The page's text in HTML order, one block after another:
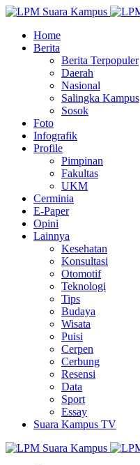
Home
Berita
Berita Terpopuler
Daerah
Nasional
Salingka Kampus
Sosok
Foto
Infografik
Profile
Pimpinan
Fakultas
UKM
Cerminia
E-Paper
Opini
Lainnya
Kesehatan
Konsultasi
Otomotif
Teknologi
Tips
Budaya
Wisata
Puisi
Cerpen
Cerbung
Resensi
Data
Sport
Essay
Suara Kampus TV